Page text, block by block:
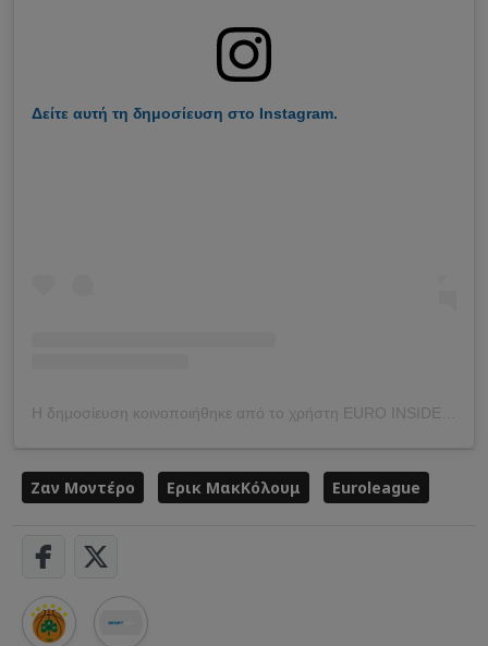
Δείτε αυτή τη δημοσίευση στο Instagram.
Ζαν Μοντέρο Ερικ ΜακΚόλουμ Euroleague